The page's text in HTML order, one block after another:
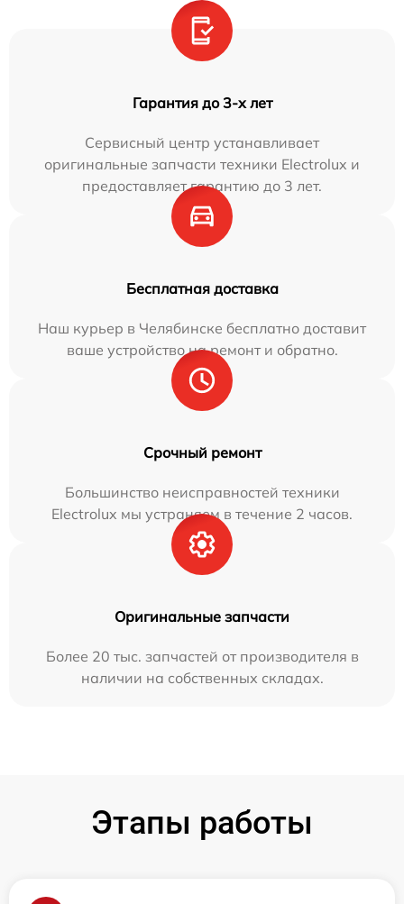
Гарантия до 3-х лет
Сервисный центр устанавливает
оригинальные запчасти техники Electrolux и
предоставляет гарантию до 3 лет.
Бесплатная доставка
Наш курьер в Челябинске бесплатно доставит
ваше устройство на ремонт и обратно.
Срочный ремонт
Большинство неисправностей техники
Electrolux мы устраняем в течение 2 часов.
Оригинальные запчасти
Более 20 тыс. запчастей от производителя в
наличии на собственных складах.
Этапы работы